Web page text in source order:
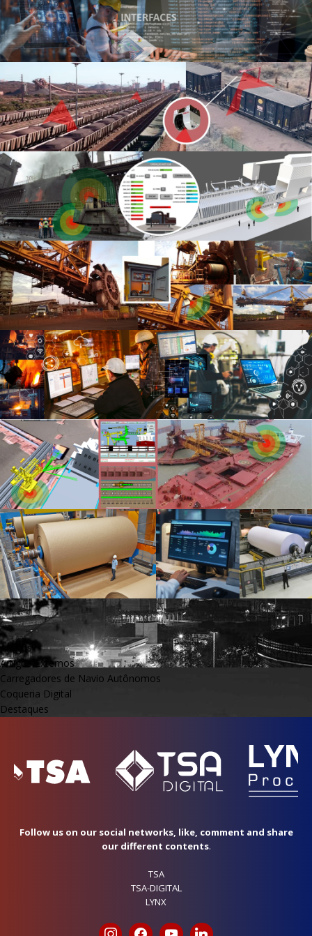
Artigos
Artigos Externos
Carregadores de Navio Autônomos
Coqueria Digital
Destaques
Follow us on our social networks, like, comment and share
our different contents.
TSA
TSA-DIGITAL
LYNX